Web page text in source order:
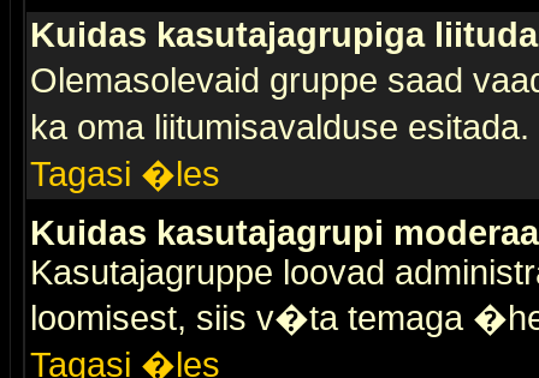
Kuidas kasutajagrupiga
Olemasolevaid gruppe saad
ka oma liitumisavalduse
Tagasi �les
Kuidas kasutajagrupi
Kasutajagruppe loovad
loomisest, siis v�ta temaga
Tagasi �les